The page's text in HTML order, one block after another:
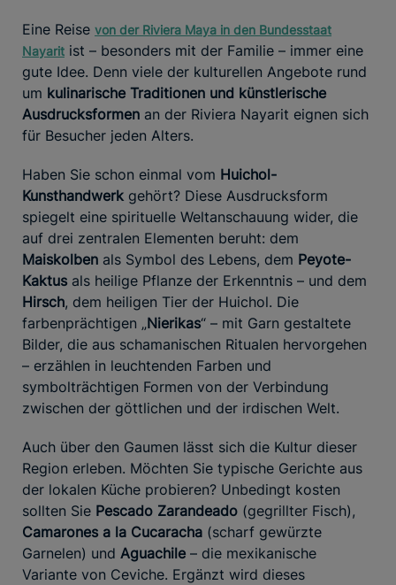
Eine Reise von der Riviera Maya in den Bundesstaat
Nayarit ist – besonders mit der Familie – immer eine
gute Idee. Denn viele der kulturellen Angebote rund
um kulinarische Traditionen und künstlerische
Ausdrucksformen an der Riviera Nayarit eignen sich
für Besucher jeden Alters.
Haben Sie schon einmal vom Huichol-
Kunsthandwerk gehört? Diese Ausdrucksform
spiegelt eine spirituelle Weltanschauung wider, die
auf drei zentralen Elementen beruht: dem
Maiskolben als Symbol des Lebens, dem Peyote-
Kaktus als heilige Pflanze der Erkenntnis – und dem
Hirsch, dem heiligen Tier der Huichol. Die
farbenprächtigen „Nierikas“ – mit Garn gestaltete
Bilder, die aus schamanischen Ritualen hervorgehen
– erzählen in leuchtenden Farben und
symbolträchtigen Formen von der Verbindung
zwischen der göttlichen und der irdischen Welt.
Auch über den Gaumen lässt sich die Kultur dieser
Region erleben. Möchten Sie typische Gerichte aus
der lokalen Küche probieren? Unbedingt kosten
sollten Sie Pescado Zarandeado (gegrillter Fisch),
Camarones a la Cucaracha (scharf gewürzte
Garnelen) und Aguachile – die mexikanische
Variante von Ceviche. Ergänzt wird dieses